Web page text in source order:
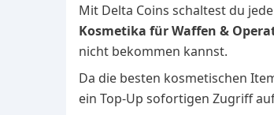
Mit Delta Coins schaltest du
Kosmetika für Waffen &
nicht bekommen kannst.
Da die besten kosmetischen
ein Top-Up sofortigen Zugriff